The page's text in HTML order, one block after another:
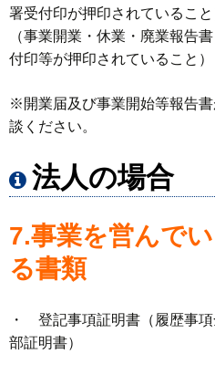
署受付印が押印されているこ
（事業開業・休業・廃業報告
付印等が押印されていること）
※開業届及び事業開始等報告
談ください。
法人の場合
7.事業を営んで
る書類
・ 登記事項証明書（履歴事
部証明書）